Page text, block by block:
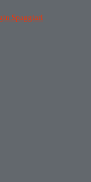
Spaggiari